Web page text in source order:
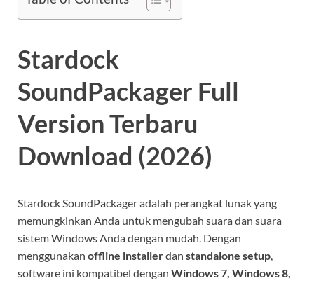
Stardock
SoundPackager Full
Version Terbaru
Download (2026)
Stardock SoundPackager adalah perangkat lunak yang
memungkinkan Anda untuk mengubah suara dan suara
sistem Windows Anda dengan mudah. Dengan
menggunakan offline installerdan standalone setup,
software ini kompatibel dengan Windows 7, Windows 8,